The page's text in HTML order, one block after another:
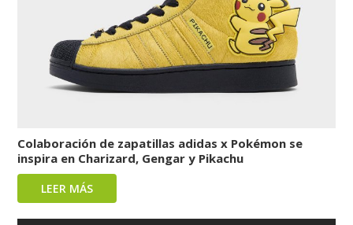
Colaboración de zapatillas adidas x Pokémon se
inspira en Charizard, Gengar y Pikachu
LEER MÁS